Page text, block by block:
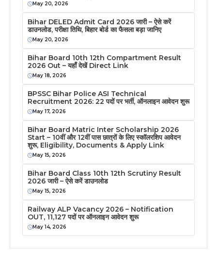
May 20, 2026
Bihar DELED Admit Card 2026 जारी – ऐसे करें
डाउनलोड, परीक्षा तिथि, बिहार बोर्ड का फैसला बड़ा जानिए
May 20, 2026
Bihar Board 10th 12th Compartment Result
2026 Out – यहाँ देखें Direct Link
May 18, 2026
BPSSC Bihar Police ASI Technical
Recruitment 2026: 22 पदों पर भर्ती, ऑनलाइन आवेदन शुरू
May 17, 2026
Bihar Board Matric Inter Scholarship 2026
Start – 10वीं और 12वीं पास छात्रों के लिए स्कॉलरशिप आवेदन
शुरू, Eligibility, Documents & Apply Link
May 15, 2026
Bihar Board Class 10th 12th Scrutiny Result
2026 जारी – ऐसे करें डाउनलोड
May 15, 2026
Railway ALP Vacancy 2026 – Notification
OUT, 11,127 पदों पर ऑनलाइन आवेदन शुरू
May 14, 2026